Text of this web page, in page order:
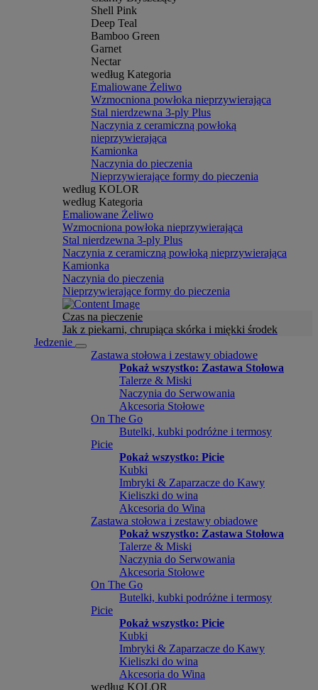
Shell Pink
Deep Teal
Bamboo Green
Garnet
Nectar
według Kategoria
Emaliowane Żeliwo
Wzmocniona powłoka nieprzywierająca
Stal nierdzewna 3-ply Plus
Naczynia z ceramiczną powłoką
nieprzywierająca
Kamionka
Naczynia do pieczenia
Nieprzywierające formy do pieczenia
według KOLOR
według Kategoria
Emaliowane Żeliwo
Wzmocniona powłoka nieprzywierająca
Stal nierdzewna 3-ply Plus
Naczynia z ceramiczną powłoką nieprzywierająca
Kamionka
Naczynia do pieczenia
Nieprzywierające formy do pieczenia
Czas na pieczenie
Jak z piekarni, chrupiąca skórka i miękki środek
Jedzenie
Zastawa stołowa i zestawy obiadowe
Pokaż wszystko: Zastawa Stołowa
Talerze & Miski
Naczynia do Serwowania
Akcesoria Stołowe
On The Go
Butelki, kubki podróżne i termosy
Picie
Pokaż wszystko: Picie
Kubki
Imbryki & Zaparzacze do Kawy
Kieliszki do wina
Akcesoria do Wina
Zastawa stołowa i zestawy obiadowe
Pokaż wszystko: Zastawa Stołowa
Talerze & Miski
Naczynia do Serwowania
Akcesoria Stołowe
On The Go
Butelki, kubki podróżne i termosy
Picie
Pokaż wszystko: Picie
Kubki
Imbryki & Zaparzacze do Kawy
Kieliszki do wina
Akcesoria do Wina
według KOLOR